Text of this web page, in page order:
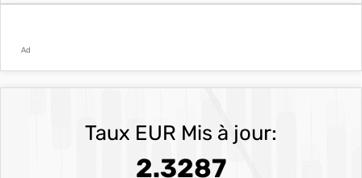
Ad
Taux EUR Mis à jour:
2.3287